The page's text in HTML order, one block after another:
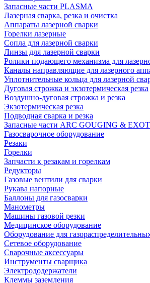
Запасные части PLASMA
Лазерная сварка, резка и очистка
Аппараты лазерной сварки
Горелки лазерные
Сопла для лазерной сварки
Линзы для лазерной сварки
Ролики подающего механизма для
Каналы направляющие для лазерного
Уплотнительные кольца для лазерной
Дуговая строжка и экзотермическая резка
Воздушно-дуговая строжка и резка
Экзотермическая резка
Подводная сварка и резка
Запасные части ARC GOUGING &
Газосварочное оборудование
Резаки
Горелки
Запчасти к резакам и горелкам
Редукторы
Газовые вентили для сварки
Рукава напорные
Баллоны для газосварки
Манометры
Машины газовой резки
Медицинское оборудование
Оборудование для
Сетевое оборудование
Сварочные аксессуары
Инструменты сварщика
Электрододержатели
Клеммы заземления